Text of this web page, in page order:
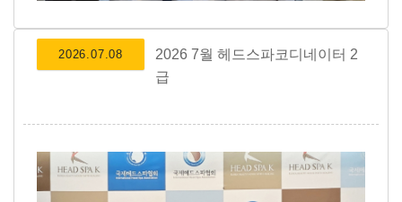
2026.07.08
2026 7월 헤드스파코디네이터 2
급